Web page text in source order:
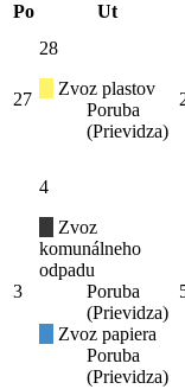
Po
Ut
27
28
Zvoz plastov
Poruba
(Prievidza)
3
4
Zvoz
komunálneho
odpadu
Poruba
(Prievidza)
Zvoz papiera
Poruba
(Prievidza)